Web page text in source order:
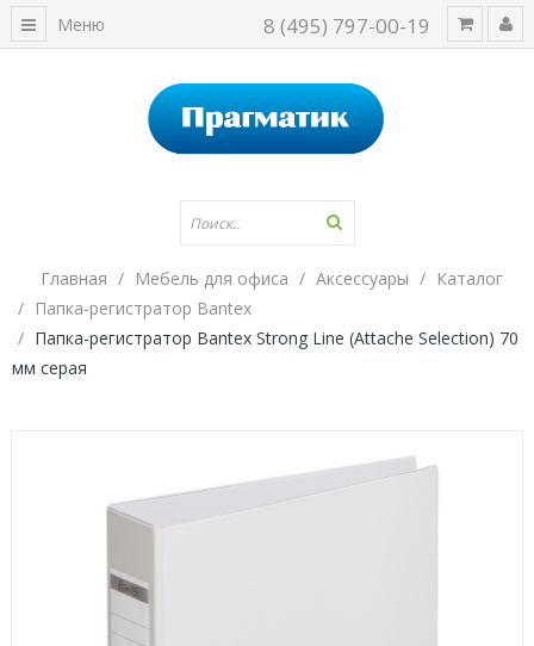
8 (495) 797-00-19
Меню
Главная Мебель для офиса Аксессуары
Каталог
Папка-регистратор Bantex
Папка-регистратор Bantex Strong Line (Attache Selection) 70
мм серая